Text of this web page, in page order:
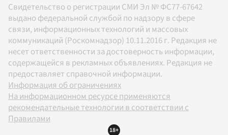
Свидетельство о регистрации СМИ Эл № ФС77-67642
выдано федеральной службой по надзору в сфере
связи, информационных технологий и массовых
коммуникаций (Роскомнадзор) 10.11.2016 г. Редакция не
несет ответственности за достоверность информации,
содержащейся в рекламных объявлениях. Редакция не
предоставляет справочной информации.
Информация об ограничениях
На информационном ресурсе применяются
рекомендательные технологии в соответствии с
Правилами
18+